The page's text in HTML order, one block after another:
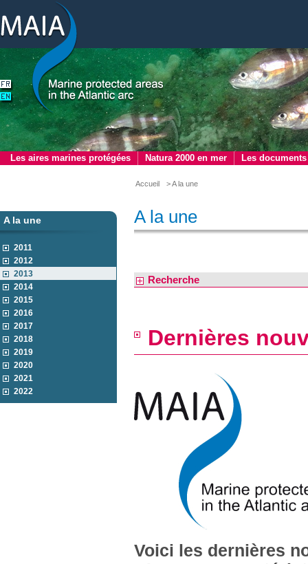
Les aires marines protégées Natura 2000 en mer Les documents
Accueil > A la une
A la une
2011
2012
2013
2014
2015
2016
2017
2018
2019
2020
2021
2022
A la une
Recherche
Dernières
Voici les dernières